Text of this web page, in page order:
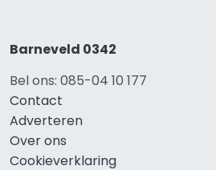
Barneveld 0342
Bel ons: 085-04 10 177
Contact
Adverteren
Over ons
Cookieverklaring